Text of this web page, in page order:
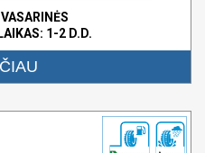
1-2 D.D.